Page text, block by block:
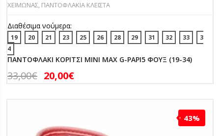
ΧΕΙΜΩΝΑΣ, ΠΑΝΤΟΦΛΑΚΙΑ ΚΛΕΙΣΤΑ
Διαθέσιμα νούμερα:
19 20 21 23 25 26 28 29 31 32 33
3
4
ΠΑΝΤΟΦΛΑΚΙ ΚΟΡΙΤΣΙ MINI MAX G-PAPI5 ΦΟΥΞ (19-34)
33,00€ 20,00€
43%